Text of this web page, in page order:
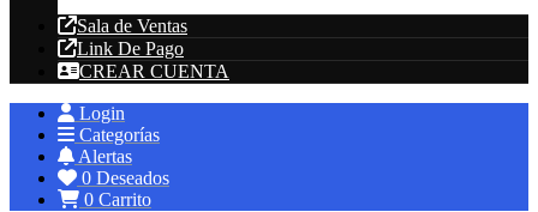
Sala de Ventas
Link De Pago
CREAR CUENTA
Login
Categorías
Alertas
0 Deseados
0 Carrito